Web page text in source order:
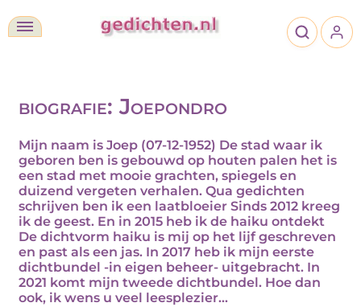
biografie: Joepondro
Mijn naam is Joep (07-12-1952) De stad waar ik
geboren ben is gebouwd op houten palen het is
een stad met mooie grachten, spiegels en
duizend vergeten verhalen. Qua gedichten
schrijven ben ik een laatbloeier Sinds 2012 kreeg
ik de geest. En in 2015 heb ik de haiku ontdekt
De dichtvorm haiku is mij op het lijf geschreven
en past als een jas. In 2017 heb ik mijn eerste
dichtbundel -in eigen beheer- uitgebracht. In
2021 komt mijn tweede dichtbundel. Hoe dan
ook, ik wens u veel leesplezier...